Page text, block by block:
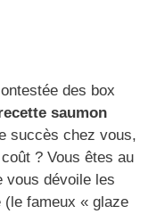
des box
saumon
succès chez vous,
? Vous êtes au
vous dévoile les
fameux « glaze